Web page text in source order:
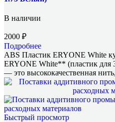
В наличии
2000 ₽
Подробнее
ABS Пластик ERYONE White
ERYONE White** (пластик для
— это высококачественная нить,
Быстрый просмотр